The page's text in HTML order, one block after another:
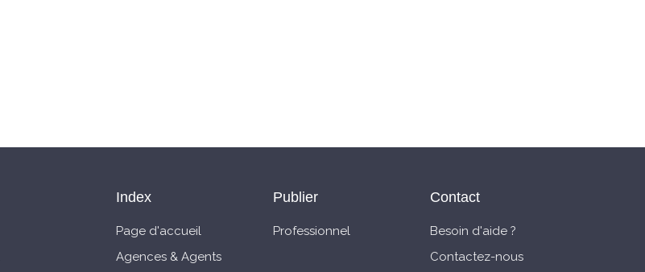
Index
Page d'accueil
Agences & Agents
Publier
Professionnel
Contact
Besoin d'aide ?
Contactez-nous